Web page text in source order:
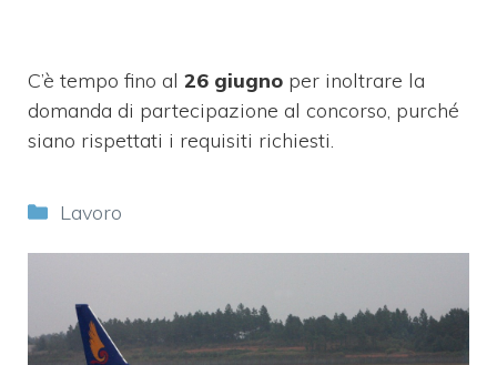
C’è tempo fino al 26 giugno per inoltrare la
domanda di partecipazione al concorso, purché
siano rispettati i requisiti richiesti.
Categorie
Lavoro